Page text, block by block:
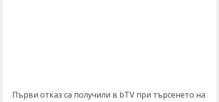
Първи отказ са получили в bTV при търсенето на